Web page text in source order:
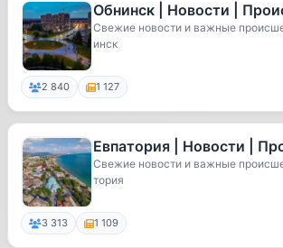
Обнинск | Новости |
Свежие новости и важные
инск
2 840 1 127
Евпатория | Новости |
Свежие новости и важные
тория
3 313 1 109